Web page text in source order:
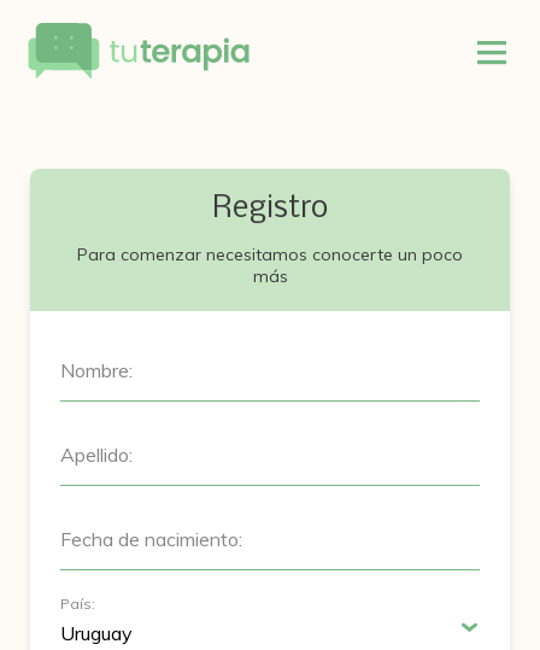
Registro
Para comenzar necesitamos conocerte un poco
más
Nombre:
Apellido:
Fecha de nacimiento:
País: